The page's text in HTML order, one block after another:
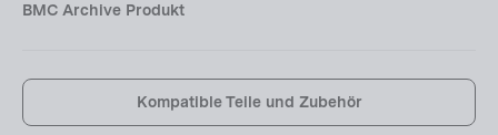
BMC Archive Produkt
Kompatible Teile und Zubehör